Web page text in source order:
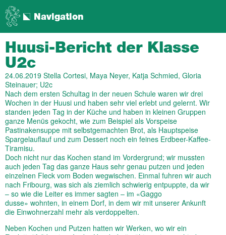
Navigation
Huusi-Bericht der Klasse
U2c
24.06.2019 Stella Cortesi, Maya Neyer, Katja Schmied, Gloria
Steinauer; U2c
Nach dem ersten Schultag in der neuen Schule waren wir drei
Wochen in der Huusi und haben sehr viel erlebt und gelernt. Wir
standen jeden Tag in der Küche und haben in kleinen Gruppen
ganze Menüs gekocht, wie zum Beispiel als Vorspeise
Pastinakensuppe mit selbstgemachten Brot, als Hauptspeise
Spargelauflauf und zum Dessert noch ein feines Erdbeer-Kaffee-
Tiramisu.
Doch nicht nur das Kochen stand im Vordergrund; wir mussten
auch jeden Tag das ganze Haus sehr genau putzen und jeden
einzelnen Fleck vom Boden wegwischen. Einmal fuhren wir auch
nach Fribourg, was sich als ziemlich schwierig entpuppte, da wir
– so wie die Leiter es immer sagten – im «Gaggo
dusse» wohnten, in einem Dorf, in dem wir mit unserer Ankunft
die Einwohnerzahl mehr als verdoppelten.
Neben Kochen und Putzen hatten wir Werken, wo wir ein